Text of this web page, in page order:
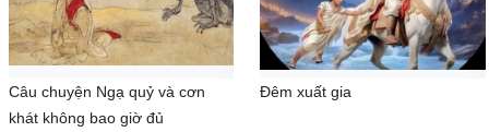
Câu chuyện Ngạ quỷ và cơn
khát không bao giờ đủ
Đêm xuất gia